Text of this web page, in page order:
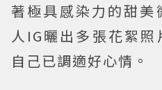
著極具感染力的甜美
人IG曬出多張花絮
自己已調適好心情。